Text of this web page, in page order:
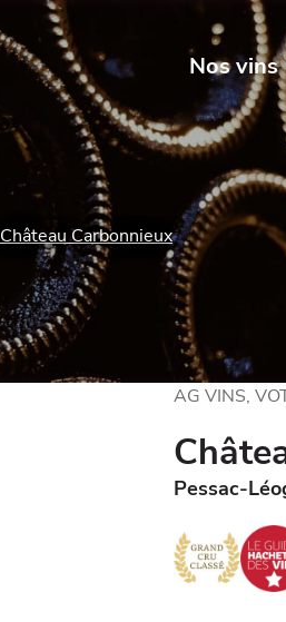
Nos vins
Château Carbonnieux
AG VINS,
Pessac-